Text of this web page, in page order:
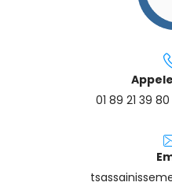
01 89 21 39